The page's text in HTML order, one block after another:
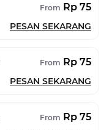
From Rp 75
PESAN SEKARANG
From Rp 75
PESAN SEKARANG
From Rp 75